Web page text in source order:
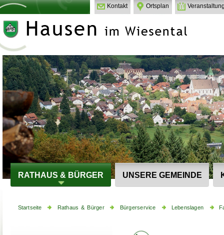
Kontakt Ortsplan
RATHAUS & BÜRGER UNSERE GEMEINDE
Startseite Rathaus & Bürger Bürgerservice Lebenslagen